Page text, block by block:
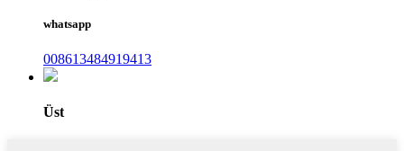
whatsapp
008613484919413
Üst